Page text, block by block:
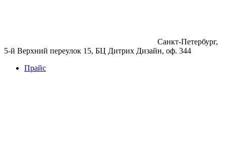
Санкт-Петербург,
5-й Верхний переулок 15, БЦ Дитрих Дизайн, оф. 344
Прайс